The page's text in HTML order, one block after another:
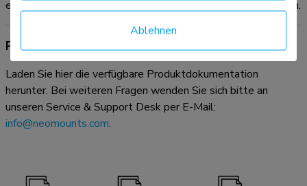
einen ordentlichen, übersichtlichen Arbeitsbereich zu schaffen.
Produktdokumentation
Laden Sie hier die verfügbare Produktdokumentation
herunter. Bei weiteren Fragen wenden Sie sich bitte an
unseren Service & Support Desk per E-Mail:
info@neomounts.com.
Ablehnen